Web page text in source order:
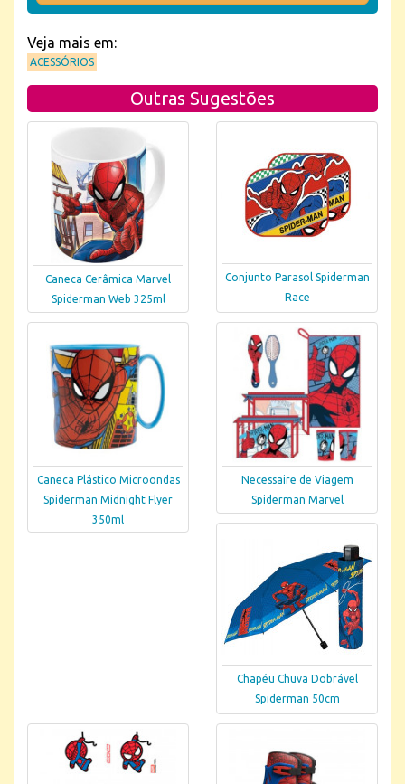
Veja mais em:
ACESSÓRIOS
Outras Sugestões
Caneca Cerâmica Marvel
Spiderman Web 325ml
Conjunto Parasol Spiderman
Race
Caneca Plástico Microondas
Spiderman Midnight Flyer
350ml
Necessaire de Viagem
Spiderman Marvel
Chapéu Chuva Dobrável
Spiderman 50cm